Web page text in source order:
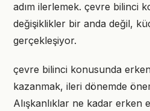
adım ilerlemek. çevre bilinci
değişiklikler bir anda değil,
gerçekleşiyor.
çevre bilinci konusunda
kazanmak, ileri dönemde
Alışkanlıklar ne kadar erken